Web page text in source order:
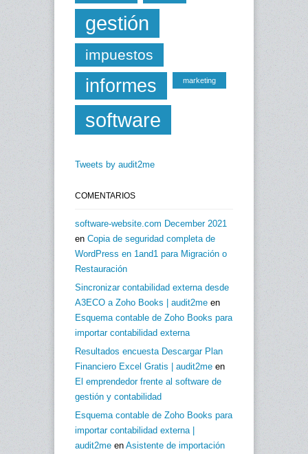
gestión
impuestos
informes marketing
software
Tweets by audit2me
COMENTARIOS
software-website.com December 2021
en Copia de seguridad completa de
WordPress en 1and1 para Migración o
Restauración
Sincronizar contabilidad externa desde
A3ECO a Zoho Books | audit2me en
Esquema contable de Zoho Books para
importar contabilidad externa
Resultados encuesta Descargar Plan
Financiero Excel Gratis | audit2me en
El emprendedor frente al software de
gestión y contabilidad
Esquema contable de Zoho Books para
importar contabilidad externa |
audit2me en Asistente de importación